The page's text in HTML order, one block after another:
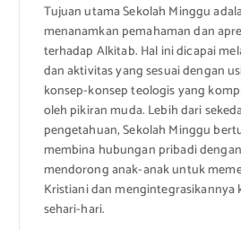
Tujuan utama Sekolah Minggu
menanamkan pemahaman dan
terhadap Alkitab. Hal ini dicapai
dan aktivitas yang sesuai dengan
konsep-konsep teologis yang
oleh pikiran muda. Lebih dari
pengetahuan, Sekolah Minggu
membina hubungan pribadi
mendorong anak-anak untuk
Kristiani dan mengintegrasikannya
sehari-hari.